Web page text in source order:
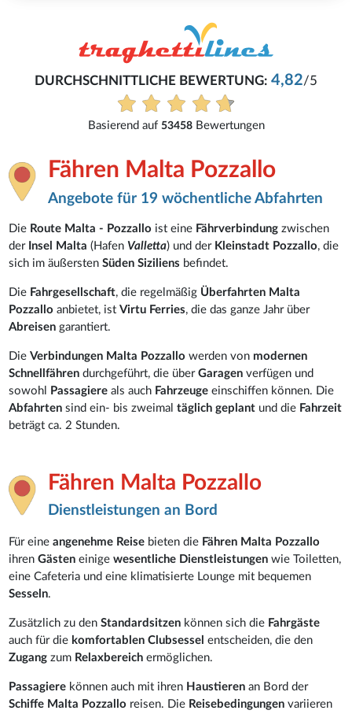
DURCHSCHNITTLICHE BEWERTUNG: 4,82/5
Basierend auf 53458Bewertungen
Fähren Malta Pozzallo
Angebote für 19 wöchentliche Abfahrten
Die Route Malta - Pozzallo ist eine Fährverbindungzwischen
der Insel Malta (HafenValletta) und der Kleinstadt Pozzallo, die
sich im äußerstenSüden Siziliens befindet.
Die Fahrgesellschaft, die regelmäßig Überfahrten Malta
Pozzallo anbietet, istVirtu Ferries, die das ganze Jahr über
Abreisengarantiert.
DieVerbindungen Malta Pozzallo werden von modernen
Schnellfährendurchgeführt, die überGaragenverfügen und
sowohl Passagiereals auch Fahrzeugeeinschiffen können. Die
Abfahrtensind ein- bis zweimaltäglich geplant und die Fahrzeit
beträgt ca. 2 Stunden.
Fähren Malta Pozzallo
Dienstleistungen an Bord
Für eineangenehme Reise bieten die Fähren Malta Pozzallo
ihrenGästeneinigewesentliche Dienstleistungenwie Toiletten,
eine Cafeteria und eine klimatisierte Lounge mit bequemen
Sesseln.
Zusätzlich zu denStandardsitzen können sich die Fahrgäste
auch für die komfortablen Clubsesselentscheiden, die den
Zugangzum Relaxbereichermöglichen.
Passagiere können auch mit ihren Haustierenan Bord der
Schiffe Malta Pozzallo reisen. Die Reisebedingungenvariieren